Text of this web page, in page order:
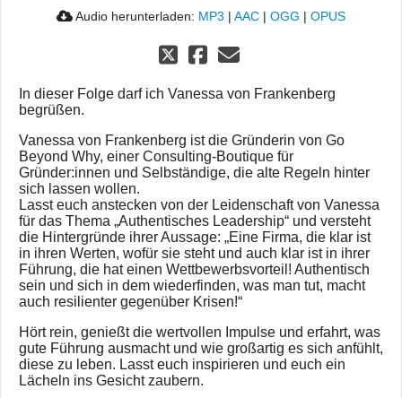
Audio herunterladen: MP3 | AAC | OGG | OPUS
In dieser Folge darf ich Vanessa von Frankenberg
begrüßen.
Vanessa von Frankenberg ist die Gründerin von Go
Beyond Why, einer Consulting-Boutique für
Gründer:innen und Selbständige, die alte Regeln hinter
sich lassen wollen.
Lasst euch anstecken von der Leidenschaft von Vanessa
für das Thema „Authentisches Leadership“ und versteht
die Hintergründe ihrer Aussage: „Eine Firma, die klar ist
in ihren Werten, wofür sie steht und auch klar ist in ihrer
Führung, die hat einen Wettbewerbsvorteil! Authentisch
sein und sich in dem wiederfinden, was man tut, macht
auch resilienter gegenüber Krisen!“
Hört rein, genießt die wertvollen Impulse und erfahrt, was
gute Führung ausmacht und wie großartig es sich anfühlt,
diese zu leben. Lasst euch inspirieren und euch ein
Lächeln ins Gesicht zaubern.